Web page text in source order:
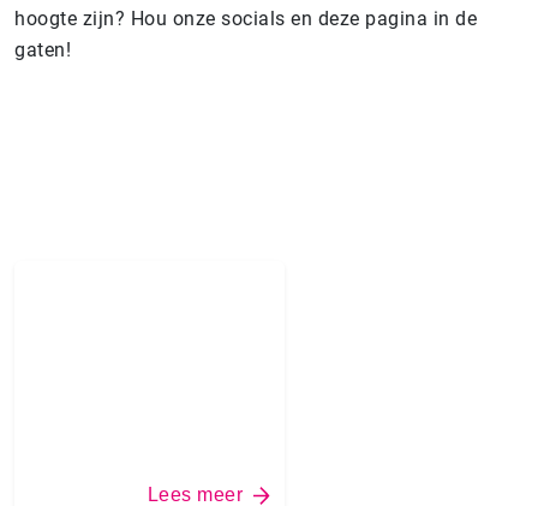
hoogte zijn? Hou onze socials en deze pagina in de
gaten!
Lees meer